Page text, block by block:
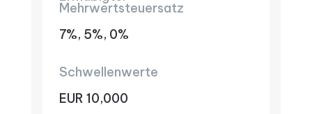
Mehrwertsteuersatz
7%, 5%, 0%
Schwellenwerte
EUR 10,000